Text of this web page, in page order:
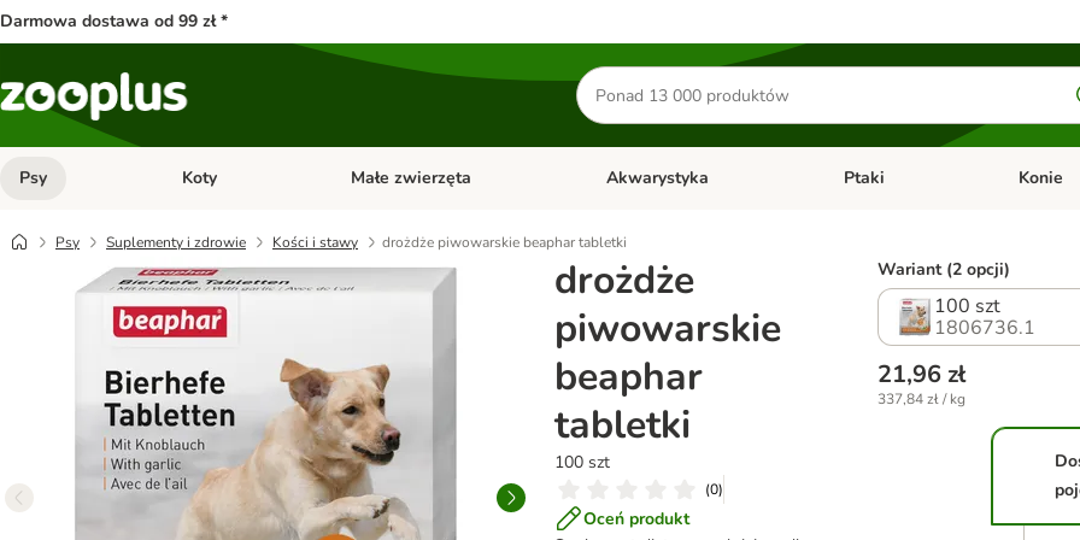
Darmowa dostawa od 99 zł *
Szukaj
produktów
Psy Otwórz menu kategorii: Psy
Koty Otwórz menu kategorii: Koty
Małe zwierzęta Otwórz menu kategorii: Małe zwierzęta
Akwarystyka Otwórz menu kategorii:
Ptaki Otwórz
Konie
Psy Suplementy i zdrowie Kości i stawy drożdże piwowarskie beaphar tabletki
drożdże
piwowarskie
beaphar
tabletki
100 szt
(0)
Oceń produkt
Wariant (2 opcji)
100 szt
1806736.1
21,96 zł
337,84 zł / kg